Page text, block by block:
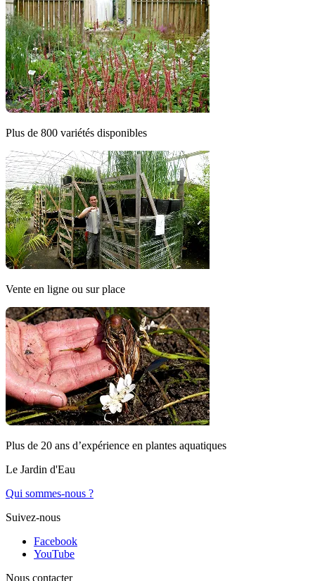
Plus de 800 variétés disponibles
Vente en ligne ou sur place
Plus de 20 ans d’expérience en plantes aquatiques
Le Jardin d'Eau
Qui sommes-nous ?
Suivez-nous
Facebook
YouTube
Nous contacter